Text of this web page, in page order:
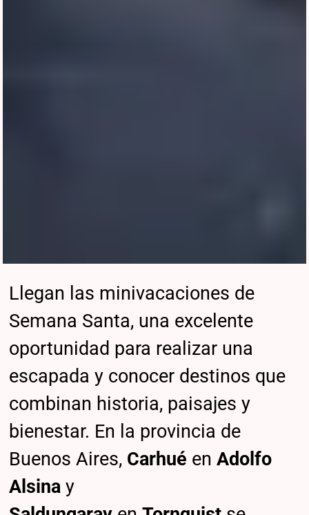
Llegan las minivacaciones de
Semana Santa, una excelente
oportunidad para realizar una
escapada y conocer destinos que
combinan historia, paisajes y
bienestar. En la provincia de
Buenos Aires, Carhué enAdolfo
Alsina y